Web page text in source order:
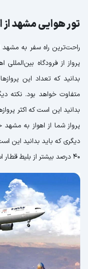
تور هوایی مشهد
پرواز از فرودگاه
بدانید که تعداد این
متفاوت خواهد بود. نکته
بدانید این است که اکثر
40 درصد بیشتر از بلیط قطار است.